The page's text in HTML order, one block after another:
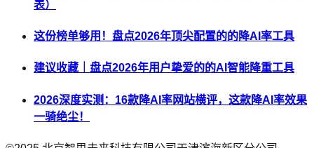
表）
这份榜单够用！盘点2026年顶尖配置的的降AI率工具
建议收藏｜盘点2026年用户挚爱的的AI智能降重工具
2026深度实测：16款降AI率网站横评，这款降AI率效果
一骑绝尘！